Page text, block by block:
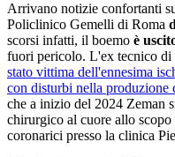
Arrivano notizie confortanti
Policlinico Gemelli di Roma
scorsi infatti, il boemo è
fuori pericolo. L'ex tecnico di
stato vittima dell'ennesima
con disturbi nella produzione
che a inizio del 2024 Zeman
chirurgico al cuore allo
coronarici presso la clinica